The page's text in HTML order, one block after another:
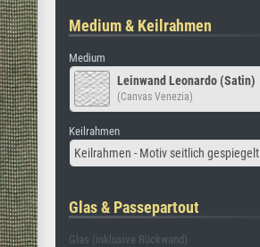
Medium & Keilrahmen
Medium
Leinwand Leonardo (Satin)
(Canvas Venezia)
Keilrahmen
Keilrahmen - Motiv seitlich gespiegelt
Glas & Passepartout
Glas (inklusive Rückwand)